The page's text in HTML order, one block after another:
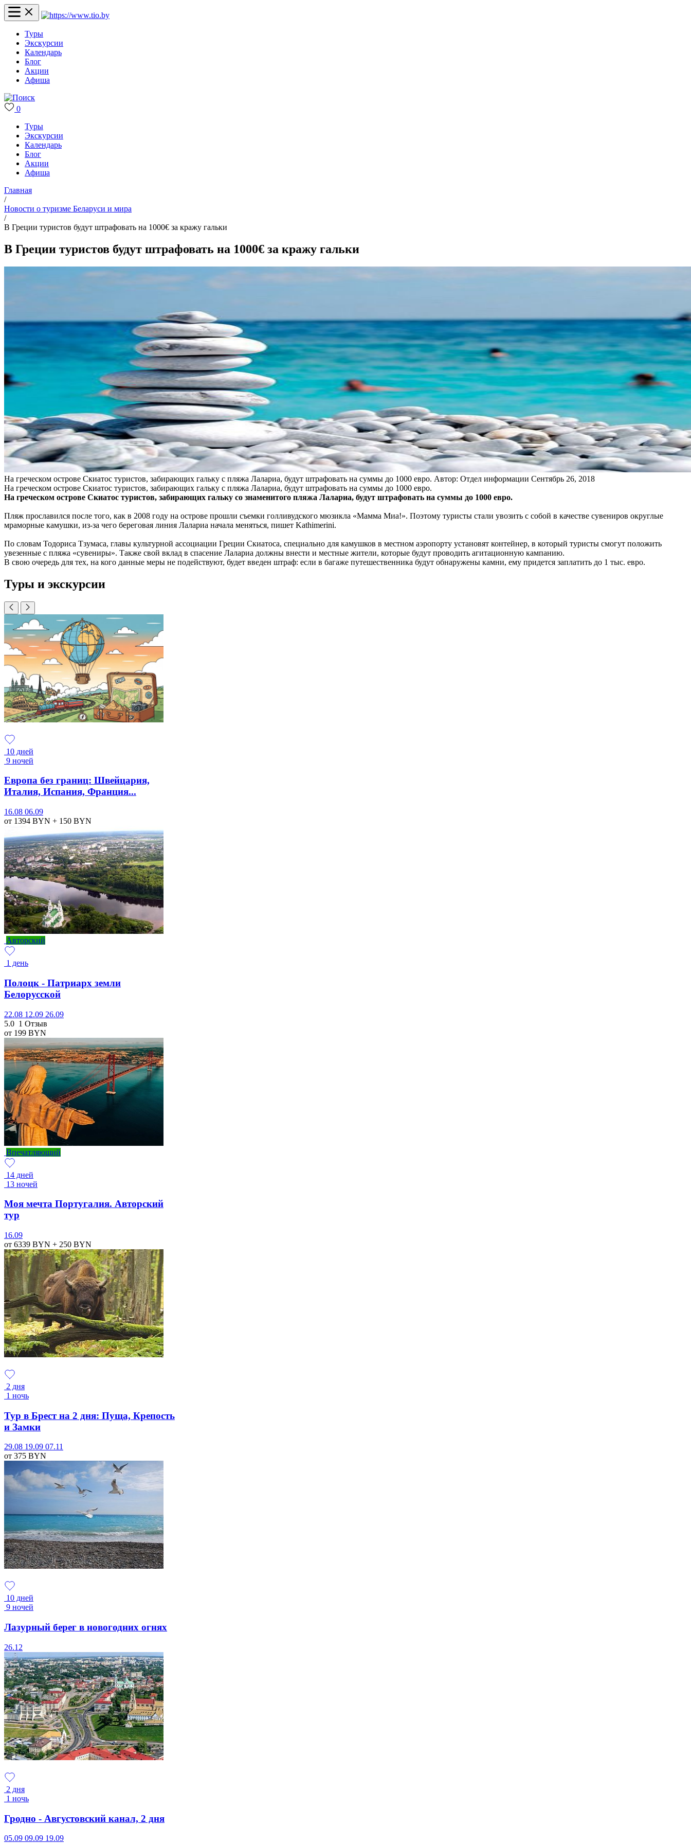
Туры
Экскурсии
Календарь
Блог
Акции
Афиша
0
Туры
Экскурсии
Календарь
Блог
Акции
Афиша
Главная
/
Новости о туризме Беларуси и мира
/
В Греции туристов будут штрафовать на 1000€ за кражу гальки
В Греции туристов будут штрафовать на 1000€ за кражу гальки
На греческом острове Скиатос туристов, забирающих гальку с пляжа Лалариа, будут штрафовать на суммы до 1000 евро. Автор: Отдел информации Сентябрь 26, 2018
На греческом острове Скиатос туристов, забирающих гальку с пляжа Лалариа, будут штрафовать на суммы до 1000 евро.
На греческом острове Скиатос туристов, забирающих гальку со знаменитого пляжа Лалариа, будут штрафовать на суммы до 1000 евро.
Пляж прославился после того, как в 2008 году на острове прошли съемки голливудского мюзикла «Мамма Миа!». Поэтому туристы стали увозить с собой в качестве сувениров округлые
мраморные камушки, из-за чего береговая линия Лалариа начала меняться, пишет Kathimerini.
По словам Тодориса Тзумаса, главы культурной ассоциации Греции Скиатоса, специально для камушков в местном аэропорту установят контейнер, в который туристы смогут положить
увезенные с пляжа «сувениры». Также свой вклад в спасение Лалариа должны внести и местные жители, которые будут проводить агитационную кампанию.
В свою очередь для тех, на кого данные меры не подействуют, будет введен штраф: если в багаже путешественника будут обнаружены камни, ему придется заплатить до 1 тыс. евро.
Туры и экскурсии
10 дней
9 ночей
Европа без границ: Швейцария,
Италия, Испания, Франция...
16.08 06.09
от 1394 BYN + 150 BYN
Авторский
1 день
Полоцк - Патриарх земли
Белорусской
22.08 12.09 26.09
5.0 1 Отзыв
от 199 BYN
Впечатляющий
14 дней
13 ночей
Моя мечта Португалия. Авторский
тур
16.09
от 6339 BYN + 250 BYN
2 дня
1 ночь
Тур в Брест на 2 дня: Пуща, Крепость
и Замки
29.08 19.09 07.11
от 375 BYN
10 дней
9 ночей
Лазурный берег в новогодних огнях
26.12
2 дня
1 ночь
Гродно - Августовский канал, 2 дня
05.09 09.09 19.09